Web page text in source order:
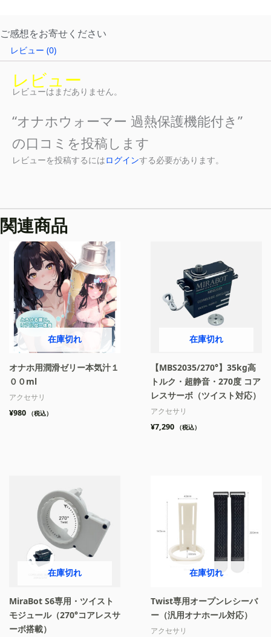
ご感想をお寄せください
レビュー (0)
レビュー
レビューはまだありません。
“オナホウォーマー 過熱保護機能付き”
の口コミを投稿します
レビューを投稿するにはログインする必要があります。
関連商品
在庫切れ
オナホ用潤滑ゼリー本気汁１
００ml
アクセサリ
¥980 （税込）
在庫切れ
【MBS2035/270°】35kg高
トルク・超静音・270度 コア
レスサーボ（ツイスト対応）
アクセサリ
¥7,290 （税込）
在庫切れ
MiraBot S6専用・ツイスト
モジュール（270°コアレスサ
ーボ搭載）
在庫切れ
Twist専用オープンレシーバ
ー（汎用オナホール対応）
アクセサリ